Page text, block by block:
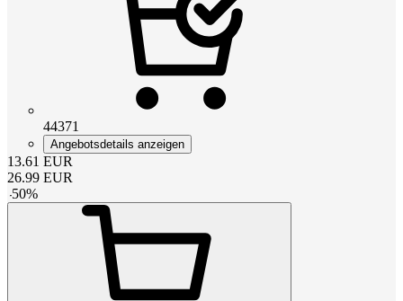
44371
Angebotsdetails anzeigen
13.61 EUR
26.99 EUR
-50%